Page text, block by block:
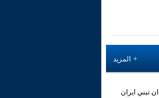
المزيد
تبني ايران